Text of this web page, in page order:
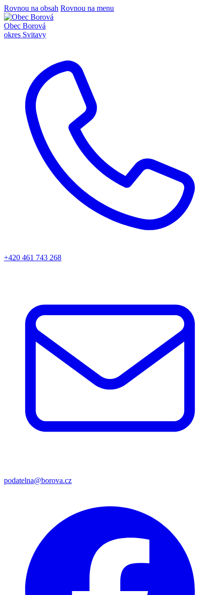
Rovnou na obsah Rovnou na menu
Obec Borová
okres Svitavy
+420 461 743 268
podatelna@borova.cz